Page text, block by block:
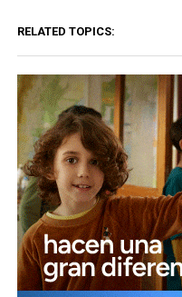
RELATED TOPICS: